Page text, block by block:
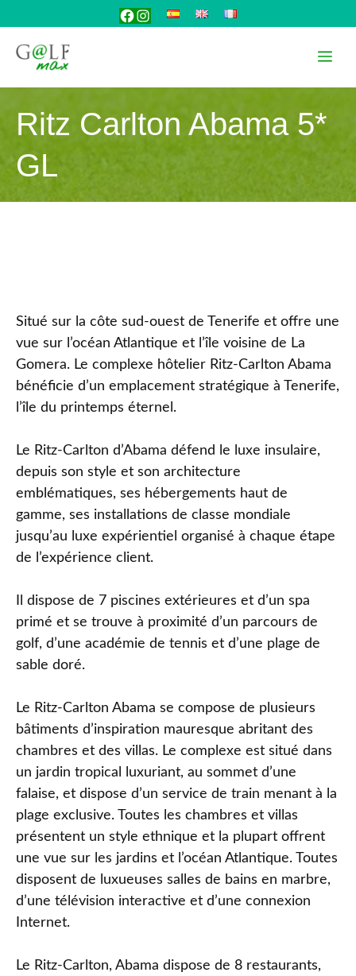
au
contenu
Facebook
Instagram
Ritz Carlton Abama 5*
GL
Situé sur la côte sud-ouest de Tenerife et offre une
vue sur l’océan Atlantique et l’île voisine de La
Gomera. Le complexe hôtelier Ritz-Carlton Abama
bénéficie d’un emplacement stratégique à Tenerife,
l’île du printemps éternel.
Le Ritz-Carlton d’Abama défend le luxe insulaire,
depuis son style et son architecture
emblématiques, ses hébergements haut de
gamme, ses installations de classe mondiale
jusqu’au luxe expérientiel organisé à chaque étape
de l’expérience client.
Il dispose de 7 piscines extérieures et d’un spa
primé et se trouve à proximité d’un parcours de
golf, d’une académie de tennis et d’une plage de
sable doré.
Le Ritz-Carlton Abama se compose de plusieurs
bâtiments d’inspiration mauresque abritant des
chambres et des villas. Le complexe est situé dans
un jardin tropical luxuriant, au sommet d’une
falaise, et dispose d’un service de train menant à la
plage exclusive. Toutes les chambres et villas
présentent un style ethnique et la plupart offrent
une vue sur les jardins et l’océan Atlantique. Toutes
disposent de luxueuses salles de bains en marbre,
d’une télévision interactive et d’une connexion
Internet.
Le Ritz-Carlton, Abama dispose de 8 restaurants,